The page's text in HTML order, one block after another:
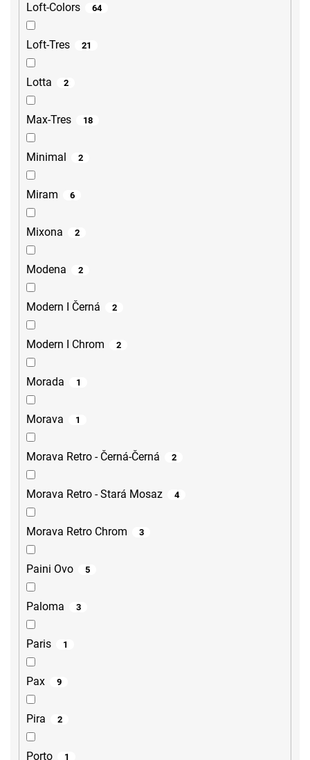
Loft-Colors 64
Loft-Tres 21
Lotta 2
Max-Tres 18
Minimal 2
Miram 6
Mixona 2
Modena 2
Modern I Černá 2
Modern I Chrom 2
Morada 1
Morava 1
Morava Retro - Černá-Černá 2
Morava Retro - Stará Mosaz 4
Morava Retro Chrom 3
Paini Ovo 5
Paloma 3
Paris 1
Pax 9
Pira 2
Porto 1